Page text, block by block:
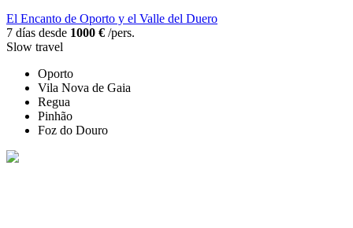
El Encanto de Oporto y el Valle del Duero
7 días desde 1000 € /pers.
Slow travel
Oporto
Vila Nova de Gaia
Regua
Pinhão
Foz do Douro